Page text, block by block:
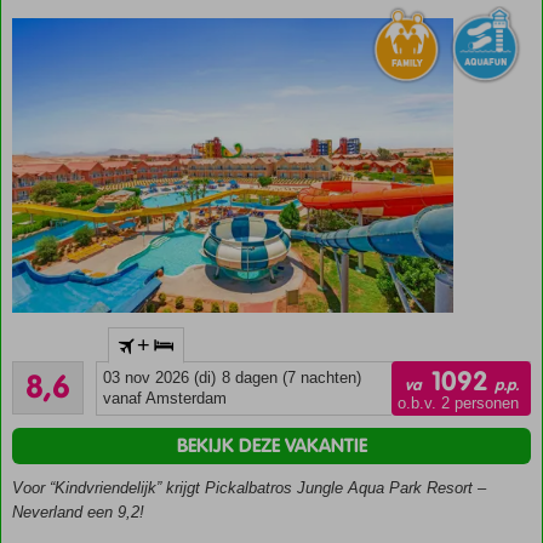
kwaliteitshotel
Fan-tas-
tisch
waterpark
Volop sport- &
8,6
Aanrader
574
beoordelingen
+
03 nov 2026 (di) 8 dagen (7 nachten)
vanaf Amsterdam
va 1092 p.p.
o.b.v. 2 personen
Voor “Kindvriendelijk” krijgt Pickalbatros Jungle Aqua Park Resort –
Neverland een 9,2!
BEKIJK DEZE VAKANTIE